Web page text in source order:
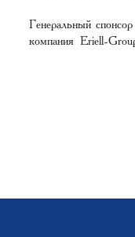
Генеральный
компанияEriell-